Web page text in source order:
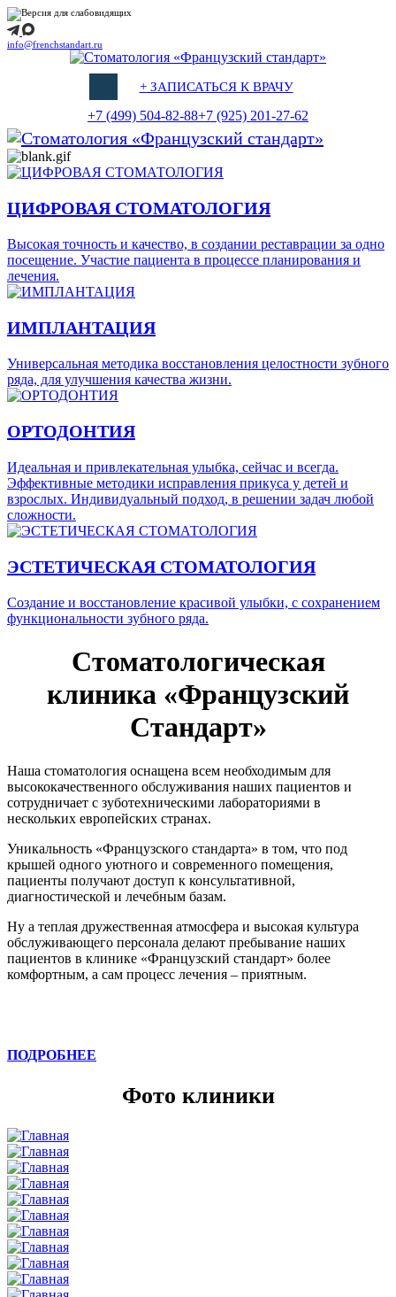
info@frenchstandart.ru
+ЗАПИСАТЬСЯ К ВРАЧУ
+7 (499) 504-82-88+7 (925) 201-27-62
ЦИФРОВАЯ СТОМАТОЛОГИЯ
Высокая точность и качество, в создании реставрации за одно
посещение. Участие пациента в процессе планирования и
лечения.
ИМПЛАНТАЦИЯ
Универсальная методика восстановления целостности зубного
ряда, для улучшения качества жизни.
ОРТОДОНТИЯ
Идеальная и привлекательная улыбка, сейчас и всегда.
Эффективные методики исправления прикуса у детей и
взрослых. Индивидуальный подход, в решении задач любой
сложности.
ЭСТЕТИЧЕСКАЯ СТОМАТОЛОГИЯ
Создание и восстановление красивой улыбки, с сохранением
функциональности зубного ряда.
Стоматологическая
клиника «Французский
Стандарт»
Наша стоматология оснащена всем необходимым для
высококачественного обслуживания наших пациентов и
сотрудничает с зуботехническими лабораториями в
нескольких европейских странах.
Уникальность «Французского стандарта» в том, что под
крышей одного уютного и современного помещения,
пациенты получают доступ к консультативной,
диагностической и лечебным базам.
Ну а теплая дружественная атмосфера и высокая культура
обслуживающего персонала делают пребывание наших
пациентов в клинике «Французский стандарт» более
комфортным, а сам процесс лечения – приятным.
ПОДРОБНЕЕ
Фото клиники